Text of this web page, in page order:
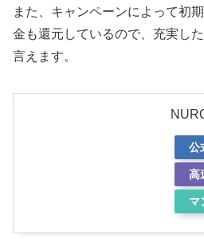
また、キャンペーンによって初
金も還元しているので、充実し
言えます。
公
高
マ